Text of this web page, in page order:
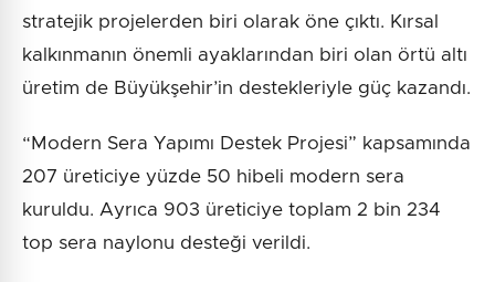
stratejik projelerden biri olarak öne çıktı. Kırsal
kalkınmanın önemli ayaklarından biri olan örtü altı
üretim de Büyükşehir’in destekleriyle güç kazandı.
“Modern Sera Yapımı Destek Projesi” kapsamında
207 üreticiye yüzde 50 hibeli modern sera
kuruldu. Ayrıca 903 üreticiye toplam 2 bin 234
top sera naylonu desteği verildi.